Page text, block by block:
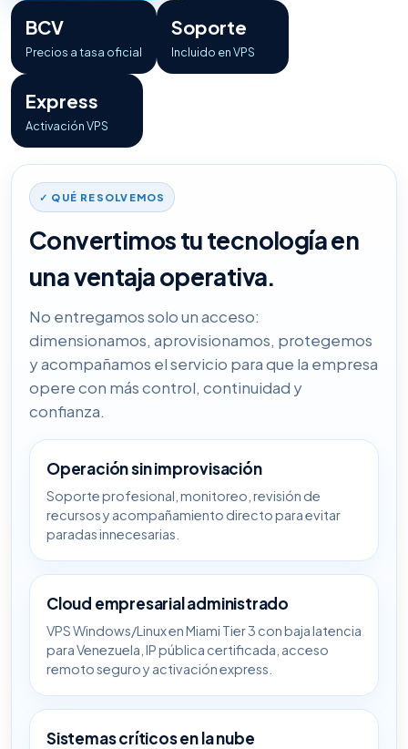
BCV
Precios a tasa oficial
Soporte
Incluido en VPS
Express
Activación VPS
✓ QUÉ RESOLVEMOS
Convertimos tu tecnología en
una ventaja operativa.
No entregamos solo un acceso:
dimensionamos, aprovisionamos, protegemos
y acompañamos el servicio para que la empresa
opere con más control, continuidad y
confianza.
Operación sin improvisación
Soporte profesional, monitoreo, revisión de
recursos y acompañamiento directo para evitar
paradas innecesarias.
Cloud empresarial administrado
VPS Windows/Linux en Miami Tier 3 con baja latencia
para Venezuela, IP pública certificada, acceso
remoto seguro y activación express.
Sistemas críticos en la nube